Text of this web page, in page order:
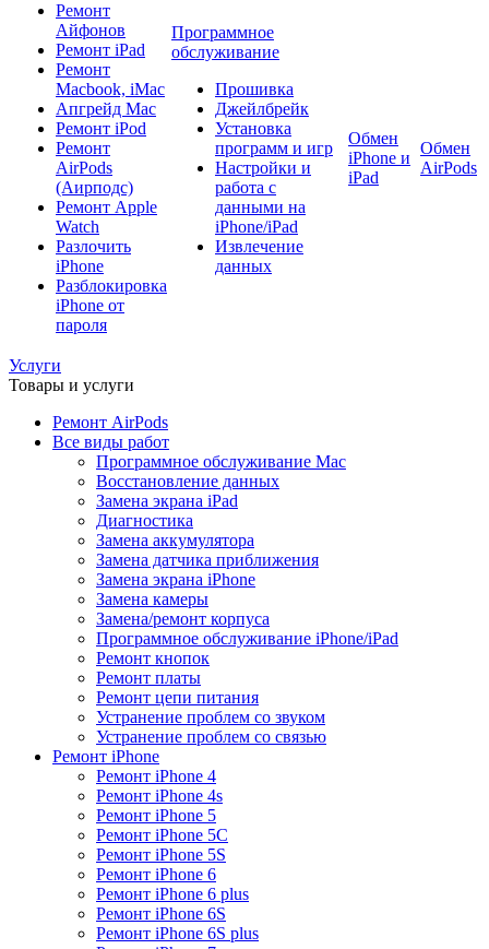
Ремонт
Айфонов
Ремонт iPad
Ремонт
Macbook, iMac
Апгрейд Mac
Ремонт iPod
Ремонт
AirPods
(Аирподс)
Ремонт Apple
Watch
Разлочить
iPhone
Разблокировка
iPhone от
пароля
Программное
обслуживание
Прошивка
Джейлбрейк
Установка
программ и игр
Настройки и
работа с
данными на
iPhone/iPad
Извлечение
данных
Обмен
iPhone и
iPad
Обмен
AirPods
Услуги
Товары и услуги
Ремонт AirPods
Все виды работ
Программное обслуживание Mac
Восстановление данных
Замена экрана iPad
Диагностика
Замена аккумулятора
Замена датчика приближения
Замена экрана iPhone
Замена камеры
Замена/ремонт корпуса
Программное обслуживание iPhone/iPad
Ремонт кнопок
Ремонт платы
Ремонт цепи питания
Устранение проблем со звуком
Устранение проблем со связью
Ремонт iPhone
Ремонт iPhone 4
Ремонт iPhone 4s
Ремонт iPhone 5
Ремонт iPhone 5C
Ремонт iPhone 5S
Ремонт iPhone 6
Ремонт iPhone 6 plus
Ремонт iPhone 6S
Ремонт iPhone 6S plus